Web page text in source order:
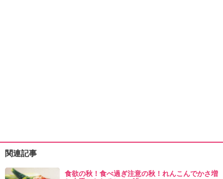
関連記事
食欲の秋！食べ過ぎ注意の秋！れんこんでかさ増